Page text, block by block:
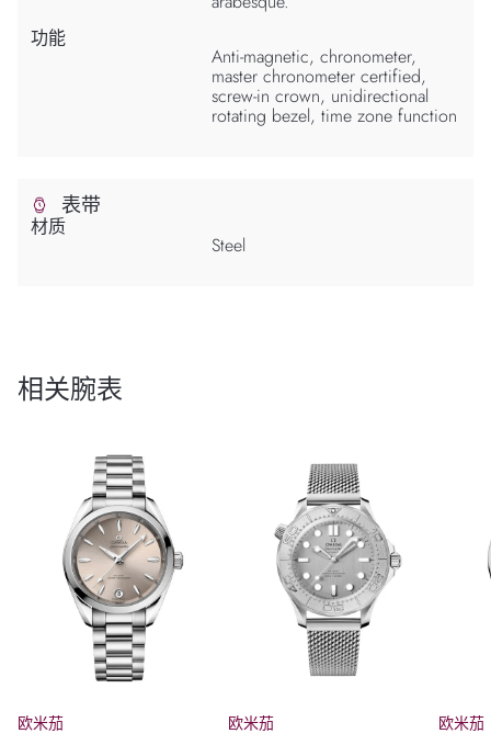
功能
Anti-magnetic, chronometer,
master chronometer certified,
screw-in crown, unidirectional
rotating bezel, time zone function
表带
材质
Steel
相关腕表
欧米茄
欧米茄
欧米茄